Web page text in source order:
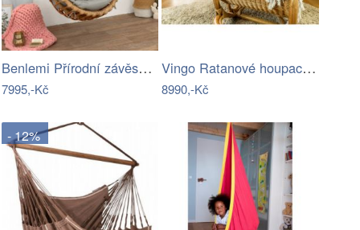
Benlemi Přírodní závěsné křeslo ELIS…
7995,-Kč
Vingo Ratanové houpací křeslo - medové
8990,-Kč
- 12%